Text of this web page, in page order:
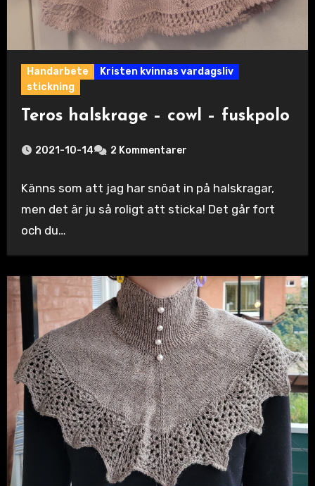
Handarbete
Kristen kvinnas vardagsliv
stickning
Teros halskrage – cowl – fuskpolo
2021-10-14 2 Kommentarer
Känns som att jag har snöat in på halskragar,
men det är ju så roligt att sticka! Det går fort
och du…